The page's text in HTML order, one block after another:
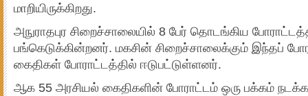
மாறியிருக்கிறது.
அநுராதபுர சிறைச்சாலையில் 8 பேர் தொடங்கிய
பங்கெடுக்கின்றனர். மகசின் சிறைச்சாலைக்கும் இந்தப்
கைதிகள் போராட்டத்தில் ஈடுபட்டுள்ளனர்.
ஆக 55 அரசியல் கைதிகளின் போராட்டம் ஒரு பக்கம்